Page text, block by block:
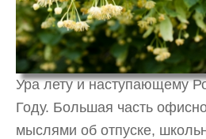
Ура лету и наступающему
Году. Большая часть
мыслями об отпуске,